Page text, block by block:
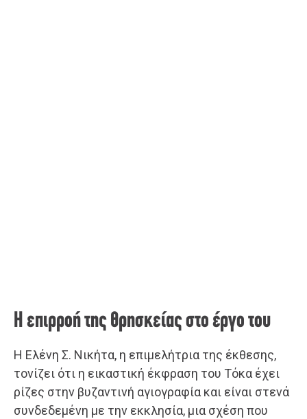
Η επιρροή της θρησκείας στο έργο του
Η Ελένη Σ. Νικήτα, η επιμελήτρια της έκθεσης,
τονίζει ότι η εικαστική έκφραση του Τόκα έχει
ρίζες στην βυζαντινή αγιογραφία και είναι στενά
συνδεδεμένη με την εκκλησία, μια σχέση που